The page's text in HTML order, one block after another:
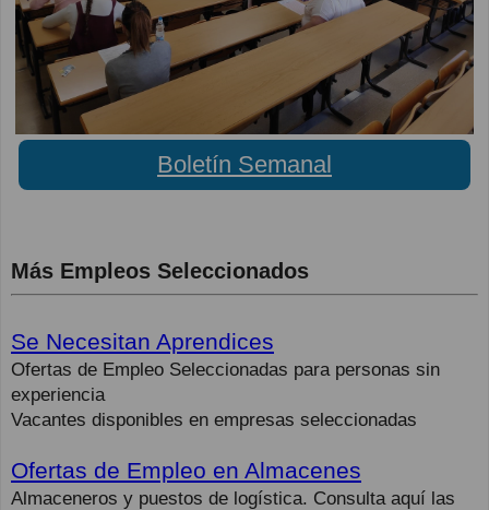
Boletín Semanal
Más Empleos Seleccionados
Se Necesitan Aprendices
Ofertas de Empleo Seleccionadas para personas sin
experiencia
Vacantes disponibles en empresas seleccionadas
Ofertas de Empleo en Almacenes
Almaceneros y puestos de logística. Consulta aquí las